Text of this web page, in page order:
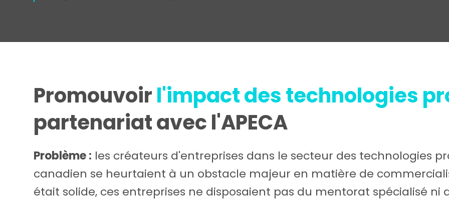
Promouvoirl'impactdes technologies
partenariat avec l'APECA
Problème : les créateurs d'entreprises dans le secteur des technologies
canadien se heurtaient à un obstacle majeur en matière de
était solide, ces entreprises ne disposaient pas du mentorat spécialisé ni